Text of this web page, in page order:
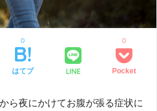
はてブ
0
LINE Pocket
0
ら夜にかけてお腹が張る症状に